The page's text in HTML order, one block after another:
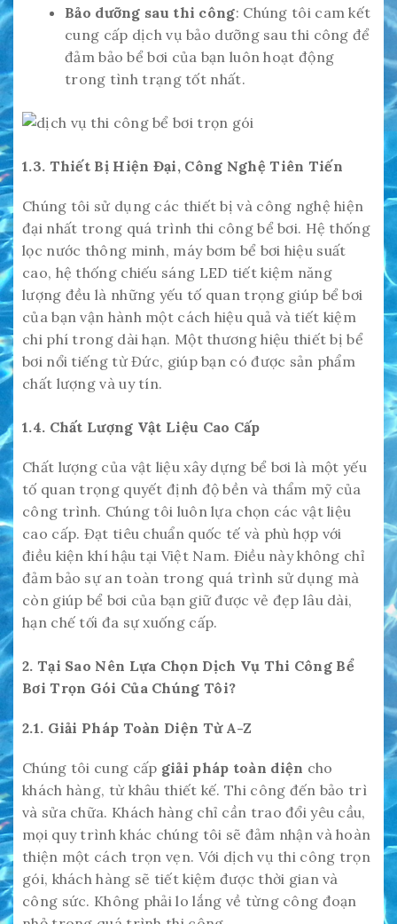
Bảo dưỡng sau thi công: Chúng tôi cam kết
cung cấp dịch vụ bảo dưỡng sau thi công để
đảm bảo bể bơi của bạn luôn hoạt động
trong tình trạng tốt nhất.
1.3. Thiết Bị Hiện Đại, Công Nghệ Tiên Tiến
Chúng tôi sử dụng các thiết bị và công nghệ hiện
đại nhất trong quá trình thi công bể bơi. Hệ thống
lọc nước thông minh, máy bơm bể bơi hiệu suất
cao, hệ thống chiếu sáng LED tiết kiệm năng
lượng đều là những yếu tố quan trọng giúp bể bơi
của bạn vận hành một cách hiệu quả và tiết kiệm
chi phí trong dài hạn. Một thương hiệu thiết bị bể
bơi nổi tiếng từ Đức, giúp bạn có được sản phẩm
chất lượng và uy tín.
1.4. Chất Lượng Vật Liệu Cao Cấp
Chất lượng của vật liệu xây dựng bể bơi là một yếu
tố quan trọng quyết định độ bền và thẩm mỹ của
công trình. Chúng tôi luôn lựa chọn các vật liệu
cao cấp. Đạt tiêu chuẩn quốc tế và phù hợp với
điều kiện khí hậu tại Việt Nam. Điều này không chỉ
đảm bảo sự an toàn trong quá trình sử dụng mà
còn giúp bể bơi của bạn giữ được vẻ đẹp lâu dài,
hạn chế tối đa sự xuống cấp.
2. Tại Sao Nên Lựa Chọn Dịch Vụ Thi Công Bể
Bơi Trọn Gói Của Chúng Tôi?
2.1. Giải Pháp Toàn Diện Từ A-Z
Chúng tôi cung cấp giải pháp toàn diện cho
khách hàng, từ khâu thiết kế. Thi công đến bảo trì
và sửa chữa. Khách hàng chỉ cần trao đổi yêu cầu,
mọi quy trình khác chúng tôi sẽ đảm nhận và hoàn
thiện một cách trọn vẹn. Với dịch vụ thi công trọn
gói, khách hàng sẽ tiết kiệm được thời gian và
công sức. Không phải lo lắng về từng công đoạn